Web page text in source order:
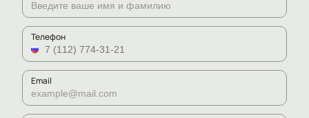
Телефон
Email